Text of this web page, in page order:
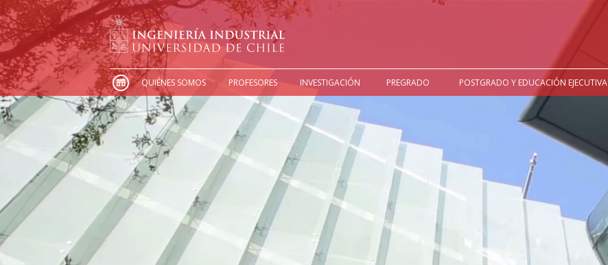
QUIÉNES SOMOS PROFESORES INVESTIGACIÓN PREGRADO POSTGRADO Y EDUCACIÓN EJECUTIVA